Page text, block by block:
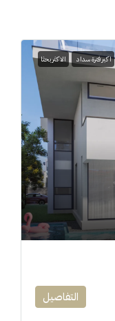
اكبر فترة سداد الاكثر بحثا
التفاصيل